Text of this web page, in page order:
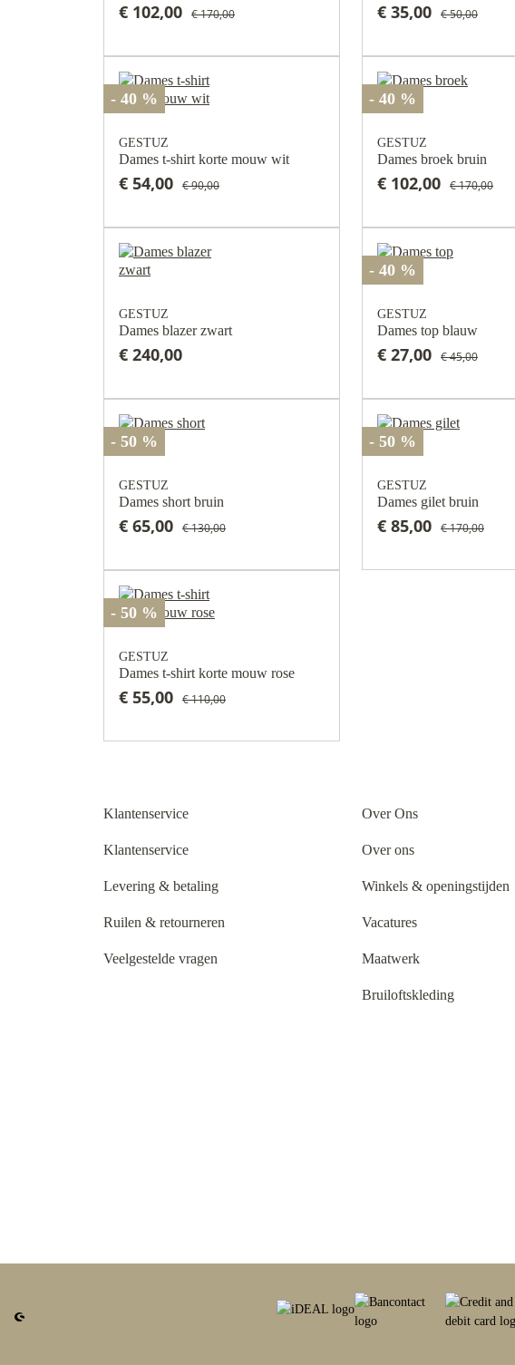
€ 102,00 € 170,00 € 35,00 € 50,00
- 40 %
GESTUZ
Dames t-shirt korte mouw wit
€ 54,00 € 90,00
- 40 %
GESTUZ
Dames broek bruin
€ 102,00 € 170,00
GESTUZ
Dames blazer zwart
€ 240,00
- 40 %
GESTUZ
Dames top blauw
€ 27,00 € 45,00
- 50 %
GESTUZ
Dames short bruin
€ 65,00 € 130,00
- 50 %
GESTUZ
Dames gilet bruin
€ 85,00 € 170,00
- 50 %
GESTUZ
Dames t-shirt korte mouw rose
€ 55,00 € 110,00
Klantenservice
Klantenservice
Levering & betaling
Ruilen & retourneren
Veelgestelde vragen
Over Ons
Over ons
Winkels & openingstijden
Vacatures
Maatwerk
Bruiloftskleding